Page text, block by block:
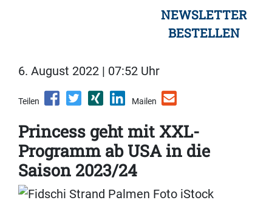
NEWSLETTER
BESTELLEN
6. August 2022 | 07:52 Uhr
Teilen Mailen
Princess geht mit XXL-
Programm ab USA in die
Saison 2023/24